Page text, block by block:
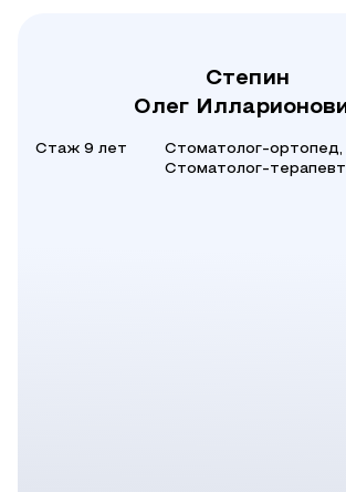
Степин
Олег
Стаж 9 лет
Стоматолог-ортопед,
Стоматолог-терапевт